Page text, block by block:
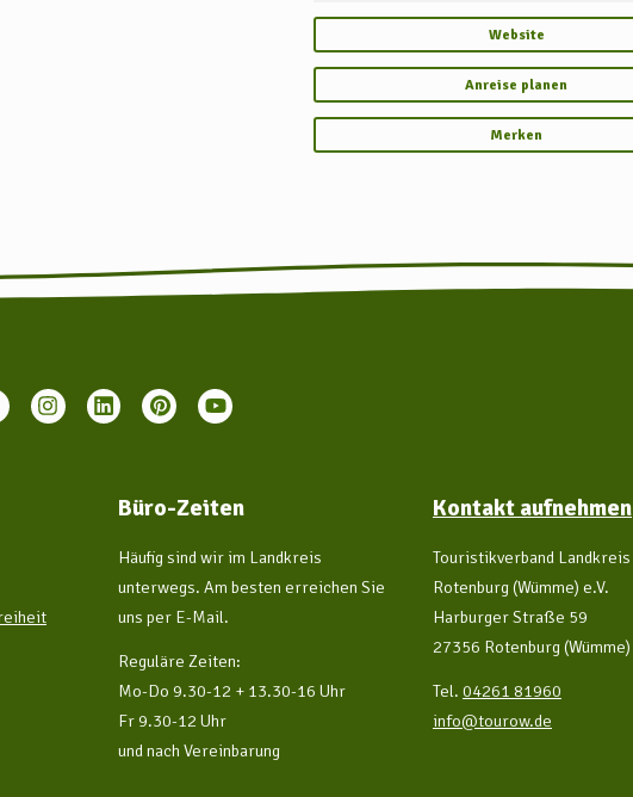
Website
Anreise planen
Merken
Büro-Zeiten
Häufig sind wir im Landkreis
unterwegs. Am besten erreichen Sie
uns per E-Mail.
Reguläre Zeiten:
Mo-Do 9.30-12 + 13.30-16 Uhr
Fr 9.30-12 Uhr
und nach Vereinbarung
Kontakt aufnehmen
Touristikverband Landkreis
Rotenburg (Wümme) e.V.
Harburger Straße 59
27356 Rotenburg (Wümme)
Tel. 04261 81960
info@tourow.de